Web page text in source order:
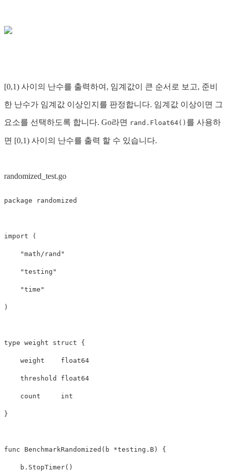
[0,1) 사이의 난수를 출력하여, 임계값이 큰 순서로 보고, 준비
한 난수가 임계값 이상인지를 판정합니다. 임계값 이상이면 그
요소를 선택하도록 합니다. Go라면 rand.Float64() 를 사용하
면 [0,1) 사이의 난수를 출력 할 수 있습니다.
randomized_test.go
package randomized
import (
"math/rand"
"testing"
"time"
)
type weight struct {
weight float64
threshold float64
count int
}
func BenchmarkRandomized ( b *testing . B ) {
b . StopTimer()